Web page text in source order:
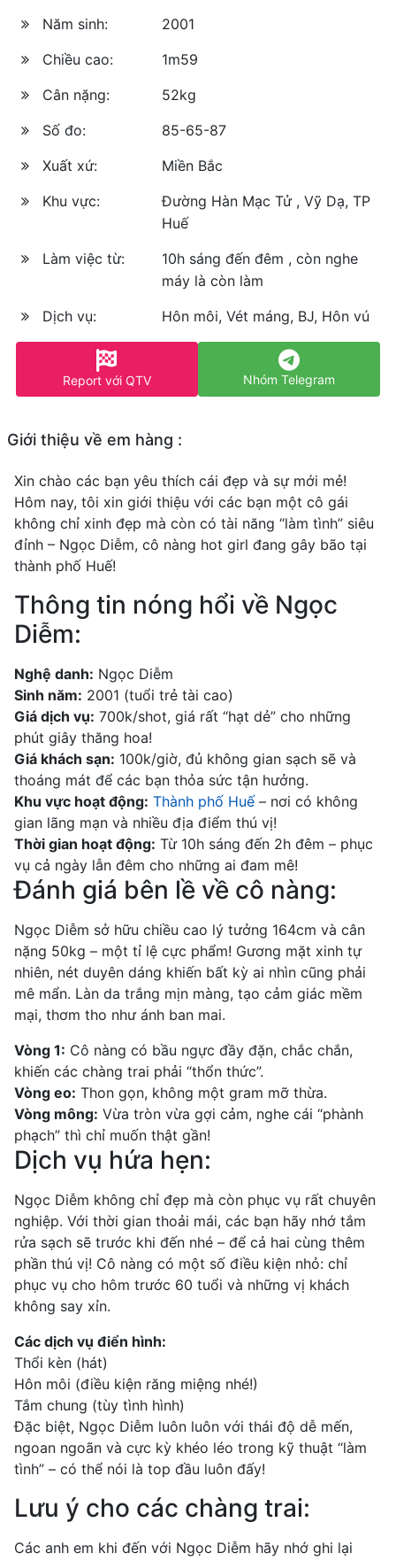
Năm sinh:
2001
Chiều cao:
1m59
Cân nặng:
52kg
Số đo:
85-65-87
Xuất xứ:
Miền Bắc
Khu vực:
Đường Hàn Mạc Tử , Vỹ Dạ, TP
Huế
Làm việc từ:
10h sáng đến đêm , còn nghe
máy là còn làm
Dịch vụ:
Hôn môi, Vét máng, BJ, Hôn vú
Report với QTV Nhóm Telegram
Giới thiệu về em hàng :
Xin chào các bạn yêu thích cái đẹp và sự mới mẻ!
Hôm nay, tôi xin giới thiệu với các bạn một cô gái
không chỉ xinh đẹp mà còn có tài năng “làm tình” siêu
đỉnh – Ngọc Diễm, cô nàng hot girl đang gây bão tại
thành phố Huế!
Thông tin nóng hổi về Ngọc
Diễm:
Nghệ danh: Ngọc Diễm
Sinh năm: 2001 (tuổi trẻ tài cao)
Giá dịch vụ: 700k/shot, giá rất “hạt dẻ” cho những
phút giây thăng hoa!
Giá khách sạn: 100k/giờ, đủ không gian sạch sẽ và
thoáng mát để các bạn thỏa sức tận hưởng.
Khu vực hoạt động: Thành phố Huế– nơi có không
gian lãng mạn và nhiều địa điểm thú vị!
Thời gian hoạt động: Từ 10h sáng đến 2h đêm – phục
vụ cả ngày lẫn đêm cho những ai đam mê!
Đánh giá bên lề về cô nàng:
Ngọc Diễm sở hữu chiều cao lý tưởng 164cm và cân
nặng 50kg – một tỉ lệ cực phẩm! Gương mặt xinh tự
nhiên, nét duyên dáng khiến bất kỳ ai nhìn cũng phải
mê mẩn. Làn da trắng mịn màng, tạo cảm giác mềm
mại, thơm tho như ánh ban mai.
Vòng 1: Cô nàng có bầu ngực đầy đặn, chắc chắn,
khiến các chàng trai phải “thổn thức”.
Vòng eo: Thon gọn, không một gram mỡ thừa.
Vòng mông: Vừa tròn vừa gợi cảm, nghe cái “phành
phạch” thì chỉ muốn thật gần!
Dịch vụ hứa hẹn:
Ngọc Diễm không chỉ đẹp mà còn phục vụ rất chuyên
nghiệp. Với thời gian thoải mái, các bạn hãy nhớ tắm
rửa sạch sẽ trước khi đến nhé – để cả hai cùng thêm
phần thú vị! Cô nàng có một số điều kiện nhỏ: chỉ
phục vụ cho hôm trước 60 tuổi và những vị khách
không say xỉn.
Các dịch vụ điển hình:
Thổi kèn (hát)
Hôn môi (điều kiện răng miệng nhé!)
Tắm chung (tùy tình hình)
Đặc biệt, Ngọc Diễm luôn luôn với thái độ dễ mến,
ngoan ngoãn và cực kỳ khéo léo trong kỹ thuật “làm
tình” – có thể nói là top đầu luôn đấy!
Lưu ý cho các chàng trai:
Các anh em khi đến với Ngọc Diễm hãy nhớ ghi lại